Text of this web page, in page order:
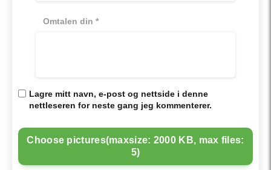
Omtalen din *
Choose pictures(maxsize: 2000 KB, max files:
5)
Lagre mitt navn, e-post og nettside i denne
nettleseren for neste gang jeg kommenterer.